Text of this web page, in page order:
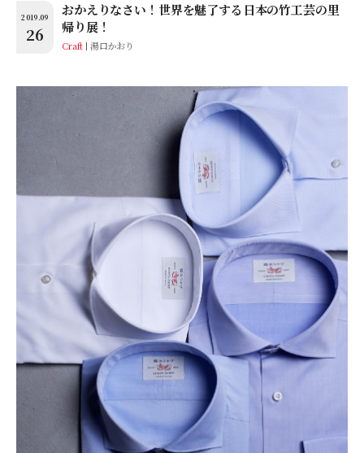
2019.09
26
おかえりなさい！世界を魅了する日本の竹工芸の里
帰り展！
Craft 湯口かおり